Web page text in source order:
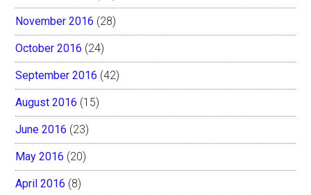
November 2016 (28)
October 2016 (24)
September 2016 (42)
August 2016 (15)
June 2016 (23)
May 2016 (20)
April 2016 (8)